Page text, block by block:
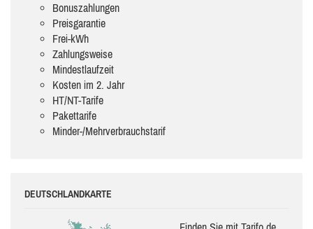
Bonuszahlungen
Preisgarantie
Frei-kWh
Zahlungsweise
Mindestlaufzeit
Kosten im 2. Jahr
HT/NT-Tarife
Pakettarife
Minder-/Mehrverbrauchstarif
DEUTSCHLANDKARTE